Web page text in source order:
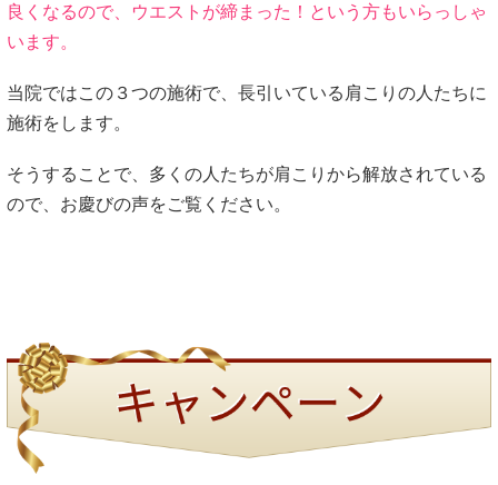
良くなるので、ウエストが締まった！という方もいらっしゃ
います。
当院ではこの３つの施術で、長引いている肩こりの人たちに
施術をします。
そうすることで、多くの人たちが肩こりから解放されている
ので、お慶びの声をご覧ください。